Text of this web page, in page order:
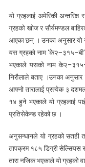
यो ग्रहलाई अमेरिकी अन्तरिक्ष
ग्रहको खोज र सौर्यमण्डल
आएका छन् । उनका अनुसार यो
यस ग्रहको नाम
भएकाले यसको नाम
निरौलाले बताए ।उनका
आफ्नो तारालाई प्रत्येक ३
१४ हुने भएकाले यो ग्रहलाई
प्रतिसेकेन्ड रहेको छ ।
अनुसन्धानले यो ग्रहको सतही
तापक्रम १८५ डिग्री सेल्सियस
तारा नजिक भएकाले यो ग्रहको